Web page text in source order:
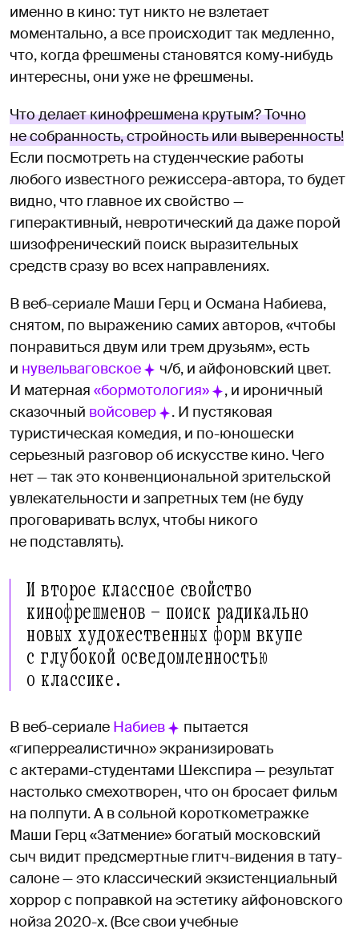
именно в кино: тут никто не взлетает
моментально, а все происходит так медленно,
что, когда фрешмены становятся кому‑нибудь
интересны, они уже не фрешмены.
Что делает кинофрешмена крутым? Точно
не собранность, стройность или выверенность!
Если посмотреть на студенческие работы
любого известного режиссера-автора, то будет
видно, что главное их свойство —
гиперактивный, невротический да даже порой
шизофренический поиск выразительных
средств сразу во всех направлениях.
В веб-сериале Маши Герц и Османа Набиева,
снятом, по выражению самих авторов, «чтобы
понравиться двум или трем друзьям», есть
и нувельваговское
ч/б, и айфоновский цвет.
И матерная «бормотология»
, и ироничный
сказочный войсовер
. И пустяковая
туристическая комедия, и по-юношески
серьезный разговор об искусстве кино. Чего
нет — так это конвенциональной зрительской
увлекательности и запретных тем (не буду
проговаривать вслух, чтобы никого
не подставлять).
И второе классное свойство
кинофрешменов — поиск радикально
новых художественных форм вкупе
с глубокой осведомленностью
о классике.
В веб-сериале Набиев
пытается
«гиперреалистично» экранизировать
с актерами-студентами Шекспира — результат
настолько смехотворен, что он бросает фильм
на полпути. А в сольной короткометражке
Маши Герц «Затмение» богатый московский
сыч видит предсмертные глитч-видения в тату-
салоне — это классический экзистенциальный
хоррор с поправкой на эстетику айфоновского
нойза 2020-х. (Все свои учебные